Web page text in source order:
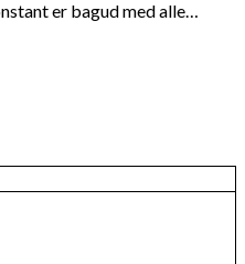
er bagud med alle…